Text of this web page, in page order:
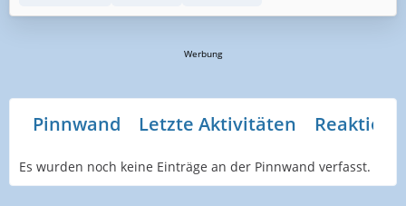
Werbung
Pinnwand Letzte Aktivitäten
Es wurden noch keine Einträge an der Pinnwand verfasst.